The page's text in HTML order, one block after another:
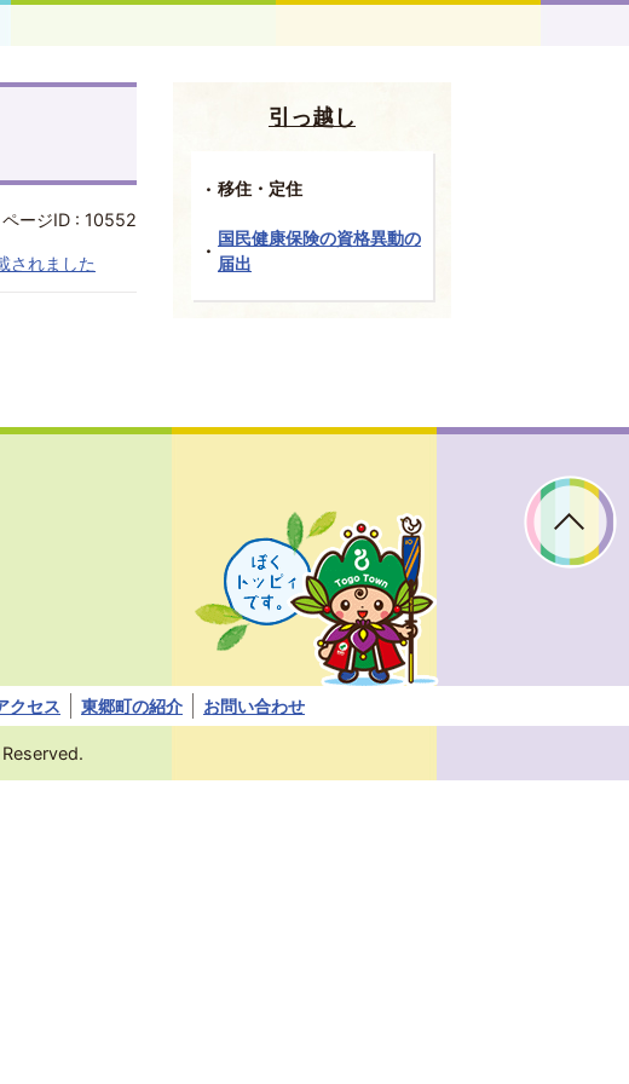
ページID : 10552
されました
引っ越し
移住・定住
国民健康保険の資格異動の
届出
ッ
ピ
す。
クセス 東郷町の紹介 お問い合わせ